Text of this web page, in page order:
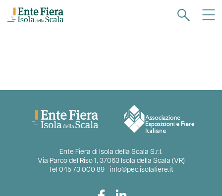
Ente Fiera di Isola della Scala S.r.l.
Via Parco del Riso 1, 37063 Isola della Scala (VR)
Tel 045 73 000 89 - info@pec.isolafiere.it